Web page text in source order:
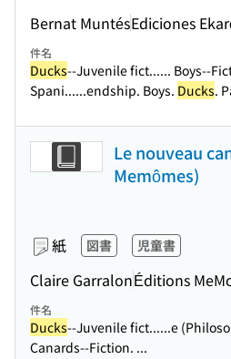
Bernat MuntésEdiciones
件名
Ducks--Juvenile fict...... Boys--
Spani......endship. Boys. Ducks.
Le nouveau
Memômes)
紙 図書 児童書
Claire GarralonÉditions
件名
Ducks--Juvenile fict......e
Canards--Fiction. ...